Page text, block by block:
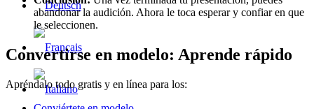
abandonar la audición. Ahora le toca esperar y confiar en que
le seleccionen.
Convertirse en modelo: Aprende rápido
Apréndalo todo gratis y en línea para los: